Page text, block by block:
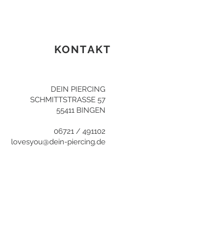
KONTAKT
DEIN PIERCING
SCHMITTSTRASSE 57
55411 BINGEN
06721 / 491102
lovesyou@dein-piercing.de